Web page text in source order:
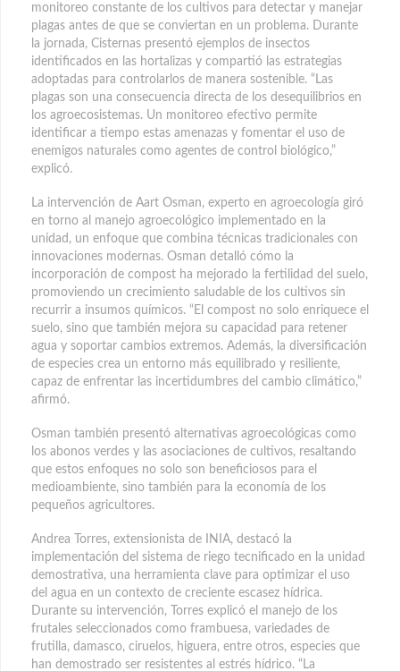
monitoreo constante de los cultivos para detectar y manejar
plagas antes de que se conviertan en un problema. Durante
la jornada, Cisternas presentó ejemplos de insectos
identificados en las hortalizas y compartió las estrategias
adoptadas para controlarlos de manera sostenible. “Las
plagas son una consecuencia directa de los desequilibrios en
los agroecosistemas. Un monitoreo efectivo permite
identificar a tiempo estas amenazas y fomentar el uso de
enemigos naturales como agentes de control biológico,”
explicó.
La intervención de Aart Osman, experto en agroecología giró
en torno al manejo agroecológico implementado en la
unidad, un enfoque que combina técnicas tradicionales con
innovaciones modernas. Osman detalló cómo la
incorporación de compost ha mejorado la fertilidad del suelo,
promoviendo un crecimiento saludable de los cultivos sin
recurrir a insumos químicos. “El compost no solo enriquece el
suelo, sino que también mejora su capacidad para retener
agua y soportar cambios extremos. Además, la diversificación
de especies crea un entorno más equilibrado y resiliente,
capaz de enfrentar las incertidumbres del cambio climático,”
afirmó.
Osman también presentó alternativas agroecológicas como
los abonos verdes y las asociaciones de cultivos, resaltando
que estos enfoques no solo son beneficiosos para el
medioambiente, sino también para la economía de los
pequeños agricultores.
Andrea Torres, extensionista de INIA, destacó la
implementación del sistema de riego tecnificado en la unidad
demostrativa, una herramienta clave para optimizar el uso
del agua en un contexto de creciente escasez hídrica.
Durante su intervención, Torres explicó el manejo de los
frutales seleccionados como frambuesa, variedades de
frutilla, damasco, ciruelos, higuera, entre otros, especies que
han demostrado ser resistentes al estrés hídrico. “La